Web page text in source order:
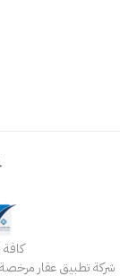
©
شركة تطبيق عقار مرخصة